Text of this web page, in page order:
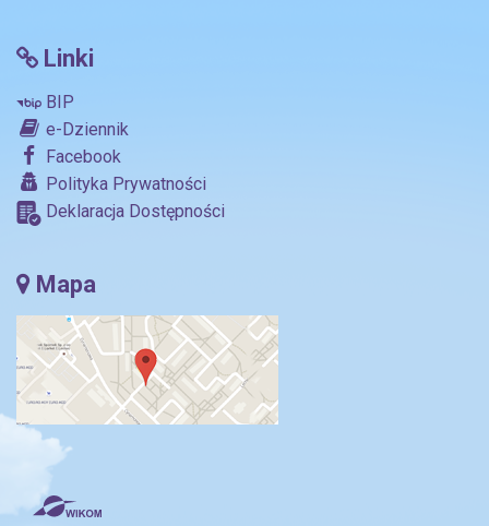
Linki
BIP
e-Dziennik
Facebook
Polityka Prywatności
Deklaracja Dostępności
Mapa